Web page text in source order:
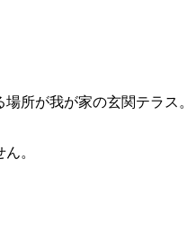
場所が我が家の玄関テラス。
。